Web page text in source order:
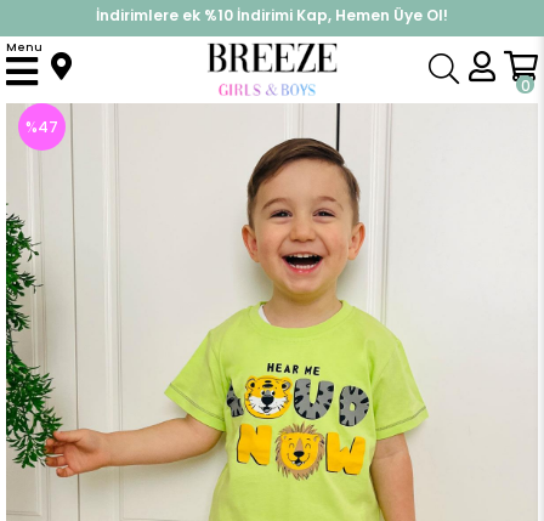
%30 Sepette Yaz İndirimi, Hemen Al!
İndirimlere ek %10 İndirimi Kap, Hemen Üye Ol!
0
Menu
Anasayfa Takımlar Kapri & Şort Takımı Erkek Bebek Şortlu Takım Neşeli Hayvancık Baskılı Cepli Fıstık Yeşili (1.5 Yaş)
%47